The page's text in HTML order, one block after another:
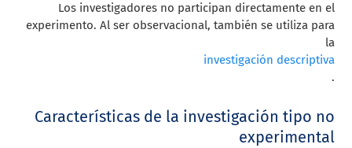
Los investigadores no participan directamente en el
experimento. Al ser observacional, también se utiliza para
la
investigación descriptiva
.
Características de la investigación tipo no
experimental